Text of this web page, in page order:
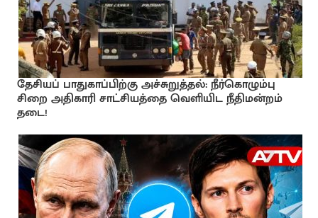
தேசியப் பாதுகாப்பிற்கு அச்சுறுத்தல்: நீர்கொழும்பு
சிறை அதிகாரி சாட்சியத்தை வெளியிட நீதிமன்றம்
தடை!